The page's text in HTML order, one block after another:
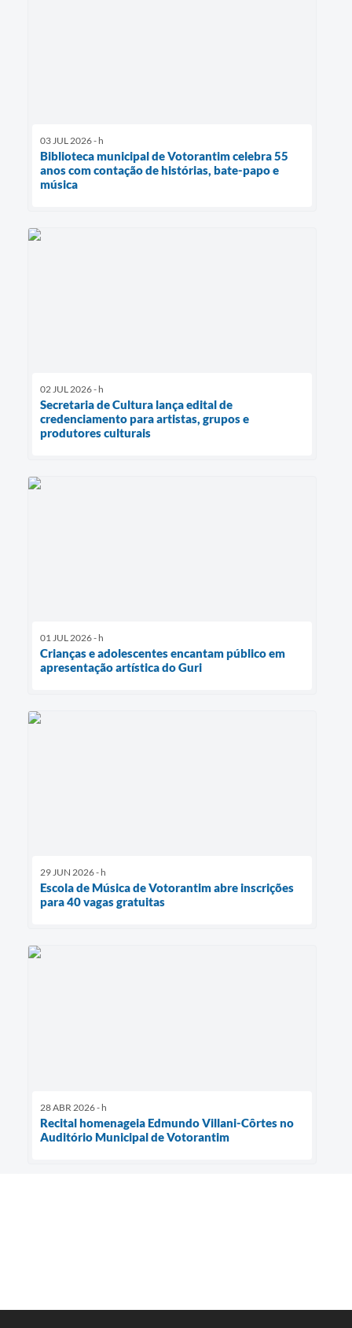
03 JUL 2026 - h
Biblioteca municipal de Votorantim celebra 55
anos com contação de histórias, bate-papo e
música
02 JUL 2026 - h
Secretaria de Cultura lança edital de
credenciamento para artistas, grupos e
produtores culturais
01 JUL 2026 - h
Crianças e adolescentes encantam público em
apresentação artística do Guri
29 JUN 2026 - h
Escola de Música de Votorantim abre inscrições
para 40 vagas gratuitas
28 ABR 2026 - h
Recital homenageia Edmundo Villani-Côrtes no
Auditório Municipal de Votorantim